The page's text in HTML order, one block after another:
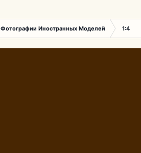
Фотографии Иностранных Моделей 1:43